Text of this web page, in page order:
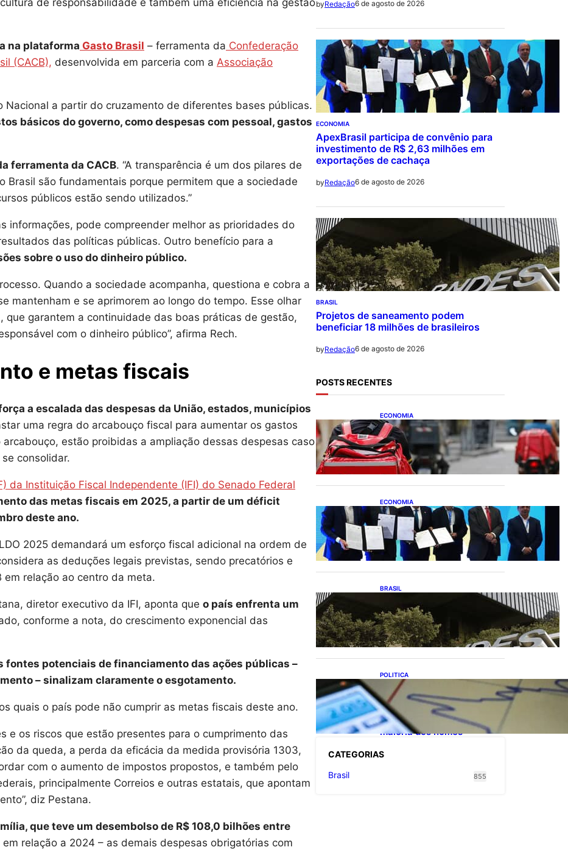
na plataforma Gasto Brasil – ferramenta da Confederação
(CACB), desenvolvida em parceria com a Associação
a partir do cruzamento de diferentes bases públicas.
básicos do governo, como despesas com pessoal, gastos
ferramenta da CACB. “A transparência é um dos pilares de
Brasil são fundamentais porque permitem que a sociedade
públicos estão sendo utilizados.”
informações, pode compreender melhor as prioridades do
das políticas públicas. Outro benefício para a
sobre o uso do dinheiro público.
Quando a sociedade acompanha, questiona e cobra a
mantenham e se aprimorem ao longo do tempo. Esse olhar
garantem a continuidade das boas práticas de gestão,
com o dinheiro público”, afirma Rech.
e metas fiscais
a escalada das despesas da União, estados, municípios
uma regra do arcabouço fiscal para aumentar os gastos
estão proibidas a ampliação dessas despesas caso
consolidar.
da Instituição Fiscal Independente (IFI) do Senado Federal
das metas fiscais em 2025, a partir de um déficit
deste ano.
2025 demandará um esforço fiscal adicional na ordem de
as deduções legais previstas, sendo precatórios e
relação ao centro da meta.
diretor executivo da IFI, aponta que o país enfrenta um
conforme a nota, do crescimento exponencial das
fontes potenciais de financiamento das ações públicas –
– sinalizam claramente o esgotamento.
quais o país pode não cumprir as metas fiscais deste ano.
e os riscos que estão presentes para o cumprimento das
da queda, a perda da eficácia da medida provisória 1303,
com o aumento de impostos propostos, e também pelo
principalmente Correios e outras estatais, que apontam
diz Pestana.
que teve um desembolso de R$ 108,0 bilhões entre
relação a 2024 – as demais despesas obrigatórias com
byRedação6 de agosto de 2026
ECONOMIA
ApexBrasil participa de convênio para
investimento de R$ 2,63 milhões em
exportações de cachaça
byRedação6 de agosto de 2026
BRASIL
Projetos de saneamento podem
beneficiar 18 milhões de brasileiros
byRedação6 de agosto de 2026
POSTS RECENTES
ECONOMIA
CAIXA e iFood facilitam
financiamento de motos e
bicicletas elétricas para
entregadores
ECONOMIA
ApexBrasil participa de
convênio para investimento
de R$ 2,63 milhões em
exportações de cachaça
BRASIL
Projetos de saneamento
podem beneficiar 18
milhões de brasileiros
POLITICA
TCU lista mais de 6 mil
responsáveis com contas
irregulares; Nordeste e
Sudeste concentram
maioria dos nomes
CATEGORIAS
Brasil
855